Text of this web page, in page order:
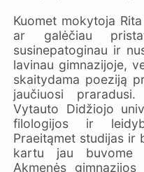
Kuomet mokytoja
ar galėčiau
susinepatoginau ir
lavinau gimnazijoje,
skaitydama poeziją
jaučiuosi
Vytauto Didžiojo
filologijos ir
Praeitąmet studijas ir
kartu jau buvome
Akmenės